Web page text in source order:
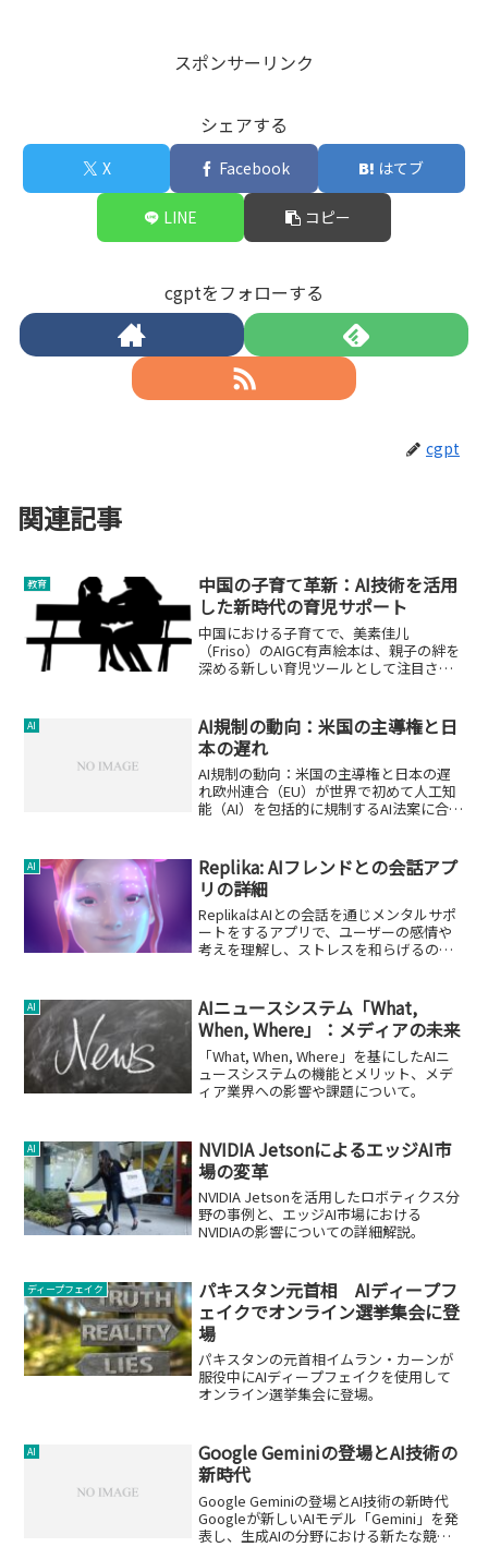
スポンサーリンク
シェアする
X Facebook はてブ
LINE コピー
cgptをフォローする
cgpt
関連記事
教育
中国の子育て革新：AI技術を活用
した新時代の育児サポート
中国における子育てで、美素佳儿
（Friso）のAIGC有声絵本は、親子の絆を
深める新しい育児ツールとして注目され
AI
AI規制の動向：米国の主導権と日
本の遅れ
AI規制の動向：米国の主導権と日本の遅
れ欧州連合（EU）が世界で初めて人工知
能（AI）を包括的に規制するAI法案に合意
ルール作りにおいて遅れを取っている現
状があり...
AI
Replika: AIフレンドとの会話アプ
リの詳細
ReplikaはAIとの会話を通じメンタルサポ
ートをするアプリで、ユーザーの感情や
考えを理解し、ストレスを和らげるのに
AI
AIニュースシステム「What,
When, Where」：メディアの未来
「What, When, Where」を基にしたAIニ
ュースシステムの機能とメリット、メデ
ィア業界への影響や課題について。
AI
NVIDIA JetsonによるエッジAI市
場の変革
NVIDIA Jetsonを活用したロボティクス分
野の事例と、エッジAI市場における
NVIDIAの影響についての詳細解説。
ディープフェイク
パキスタン元首相 AIディープフ
ェイクでオンライン選挙集会に登
場
パキスタンの元首相イムラン・カーンが
服役中にAIディープフェイクを使用して
オンライン選挙集会に登場。
AI
Google Geminiの登場とAI技術の
新時代
Google Geminiの登場とAI技術の新時代
Googleが新しいAIモデル「Gemini」を発
表し、生成AIの分野における新たな競争